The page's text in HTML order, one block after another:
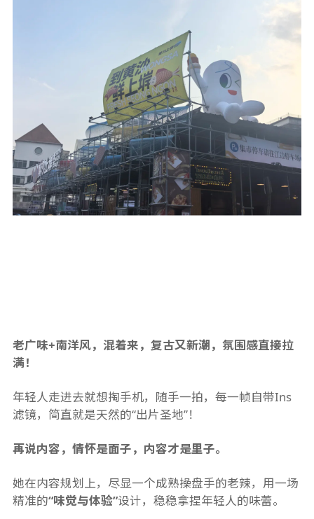
老广味+南洋风，混着来，复古又新潮，氛围感直接拉
满！
年轻人走进去就想掏手机，随手一拍，每一帧自带Ins
滤镜，简直就是天然的“出片圣地”！
再说内容，情怀是面子，内容才是里子。
她在内容规划上，尽显一个成熟操盘手的老辣，用一场
精准的“味觉与体验”设计，稳稳拿捏年轻人的味蕾。